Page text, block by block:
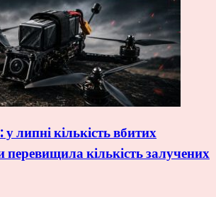
липні кількість вбитих
перевищила кількість залучених